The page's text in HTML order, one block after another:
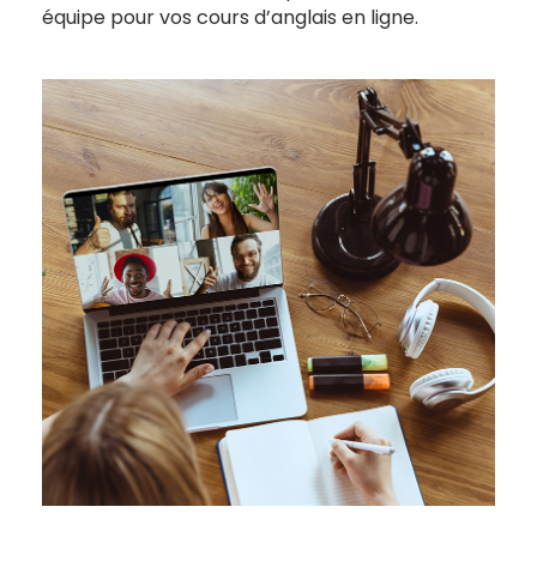
équipe pour vos cours d’anglais en ligne.